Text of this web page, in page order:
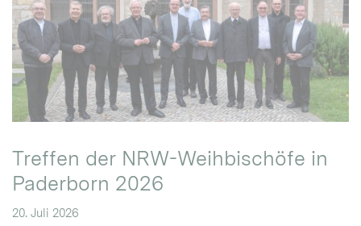
Treffen der NRW-Weihbischöfe in
Paderborn 2026
20. Juli 2026